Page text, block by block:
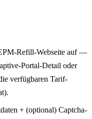
Refill-Webseite auf —
Portal-Detail oder
verfügbaren Tarif-
+ (optional) Captcha-